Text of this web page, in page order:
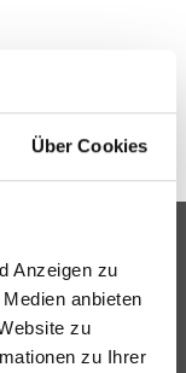
Über Cookies
Anzeigen zu
anbieten
zu
zu Ihrer
462 33 55